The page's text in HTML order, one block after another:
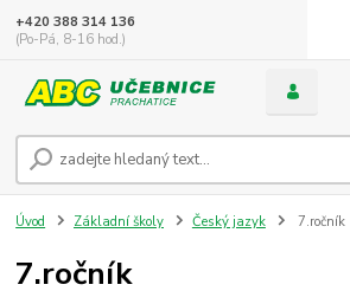
+420 388 314 136
(Po-Pá, 8-16 hod.)
Úvod Základní školy Český jazyk 7.ročník
7.ročník